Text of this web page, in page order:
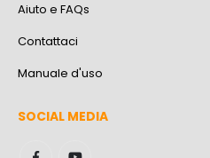
Aiuto e FAQs
Contattaci
Manuale d'uso
SOCIAL MEDIA